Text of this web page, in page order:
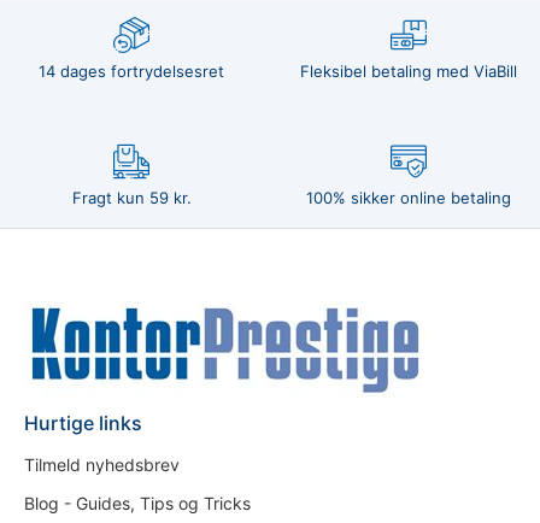
14 dages fortrydelsesret Fleksibel betaling med ViaBill
Fragt kun 59 kr. 100% sikker online betaling
Hurtige links
Tilmeld nyhedsbrev
Blog - Guides, Tips og Tricks